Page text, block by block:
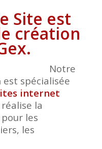
Site est
création
Notre
spécialisée
internet
la
les
les